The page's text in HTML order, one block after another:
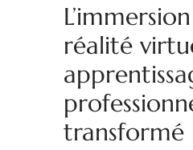
réalité
transformé